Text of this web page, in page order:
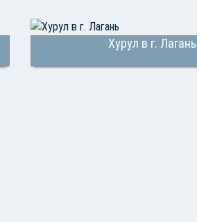
Хурул в г. Лагань